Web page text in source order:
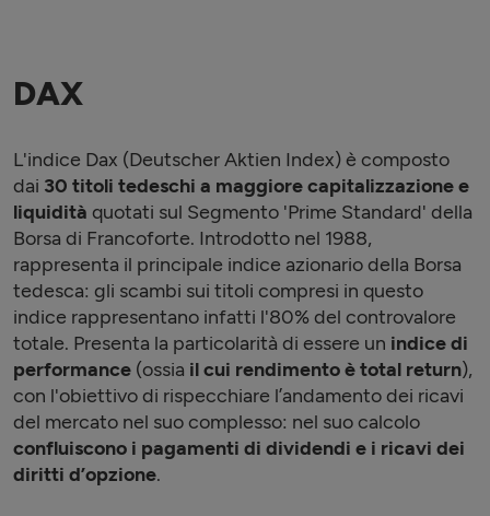
DAX
L'indice Dax (Deutscher Aktien Index) è composto
dai 30 titoli tedeschi a maggiore capitalizzazione e
liquidità quotati sul Segmento 'Prime Standard' della
Borsa di Francoforte. Introdotto nel 1988,
rappresenta il principale indice azionario della Borsa
tedesca: gli scambi sui titoli compresi in questo
indice rappresentano infatti l'80% del controvalore
totale. Presenta la particolarità di essere un indice di
performance (ossia il cui rendimento è total return),
con l'obiettivo di rispecchiare l’andamento dei ricavi
del mercato nel suo complesso: nel suo calcolo
confluiscono i pagamenti di dividendi e i ricavi dei
diritti d’opzione.